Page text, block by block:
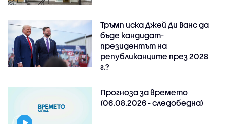
Тръмп иска Джей Ди Ванс да
бъде кандидат-
президентът на
републиканците през 2028
г.?
Прогноза за времето
(06.08.2026 - следобедна)